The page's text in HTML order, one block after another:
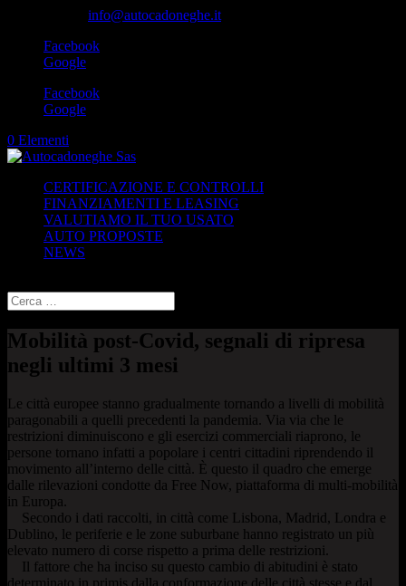
info@autocadoneghe.it
Facebook
Google
Facebook
Google
0 Elementi
CERTIFICAZIONE E CONTROLLI
FINANZIAMENTI E LEASING
VALUTIAMO IL TUO USATO
AUTO PROPOSTE
NEWS
Mobilità post-Covid, segnali di ripresa
negli ultimi 3 mesi
Le città europee stanno gradualmente tornando a livelli di mobilità
paragonabili a quelli precedenti la pandemia. Via via che le
restrizioni diminuiscono e gli esercizi commerciali riaprono, le
persone tornano infatti a popolare i centri cittadini riprendendo il
movimento all’interno delle città. È questo il quadro che emerge
dalle rilevazioni condotte da Free Now, piattaforma di multi-mobilità
in Europa.
Secondo i dati raccolti, in città come Lisbona, Madrid, Londra e
Dublino, le periferie e le zone suburbane hanno registrato un più
elevato numero di corse rispetto a prima delle restrizioni.
Il fattore che ha inciso su questo cambio di abitudini è stato
determinato in primis dalla conformazione delle città stesse e dal